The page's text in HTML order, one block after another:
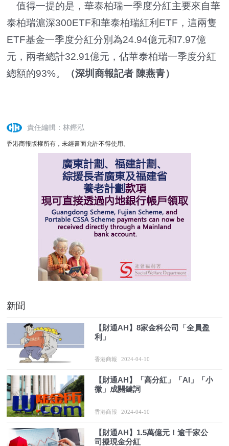
值得一提的是，華泰柏瑞一季度分紅主要來自華
泰柏瑞滬深300ETF和華泰柏瑞紅利ETF，這兩隻
ETF基金一季度分紅分別為24.94億元和7.97億
元，兩者總計32.91億元， 佔華泰柏瑞一季度分紅
總額的93%。
（深圳商報記者 陳燕青）
責任編輯：林鏗泓
香港商報版權所有，未經書面允許不得使用。
新聞
【財通AH】8家金科公司「全員盈
利」
香港商報 2024-04-10
【財通AH】「高分紅」「AI」「小
微」成關鍵詞
香港商報 2024-04-10
【財通AH】1.5萬億元！逾千家公
司擬現金分紅